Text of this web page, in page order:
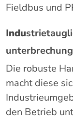
Fieldbus und
Indu
Die robuste
macht diese
den Betrieb